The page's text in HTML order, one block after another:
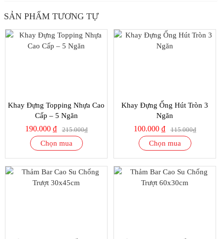
SẢN PHẨM TƯƠNG TỰ
Khay Đựng Topping Nhựa Cao
Cấp – 5 Ngăn
190.000 ₫ 215.000₫
SALE
Chọn mua
Khay Đựng Ống Hút Tròn 3
Ngăn
100.000 ₫ 115.000₫
SALE
Chọn mua
SALE SALE